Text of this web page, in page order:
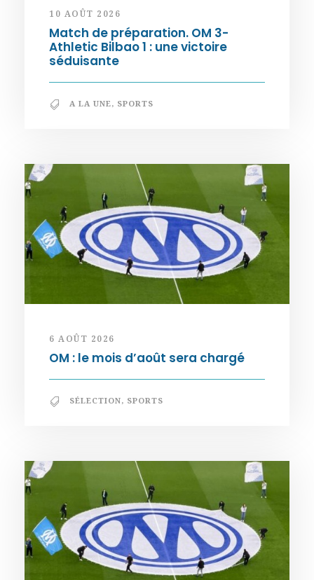
10 AOÛT 2026
Match de préparation. OM 3-
Athletic Bilbao 1 : une victoire
séduisante
A LA UNE, SPORTS
6 AOÛT 2026
OM : le mois d’août sera chargé
SÉLECTION, SPORTS